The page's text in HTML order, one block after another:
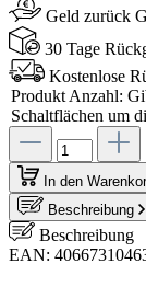
Geld zurück
30 Tage
Kostenlose
Produkt Anzahl:
Schaltflächen um
In den
Beschreibung
Beschreibung
EAN: